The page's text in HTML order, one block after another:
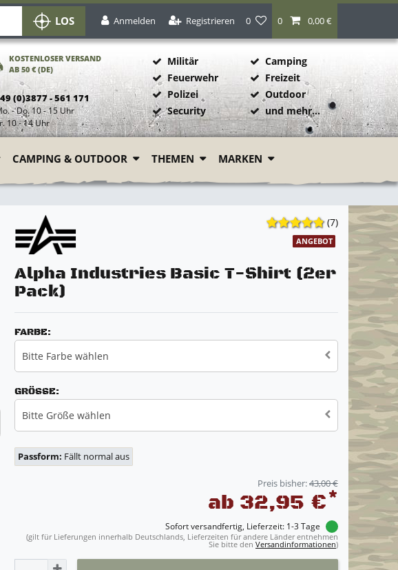
LOS Anmelden Registrieren 0 0 0,00 €
KOSTENLOSER VERSAND
AB 50 € (DE)
(0)3877 - 561 171
- Do. 10 - 15 Uhr
10 - 14 Uhr
Militär
Feuerwehr
Polizei
Security
Camping
Freizeit
Outdoor
und mehr...
CAMPING & OUTDOOR THEMEN MARKEN
(7)
ANGEBOT
Alpha Industries Basic T-Shirt (2er
Pack)
FARBE:
Bitte Farbe wählen
GRÖSSE:
Bitte Größe wählen
Passform: Fällt normal aus
Preis bisher:43,00 €
ab 32,95 €*
Sofort versandfertig, Lieferzeit: 1-3 Tage
(gilt für Lieferungen innerhalb Deutschlands, Lieferzeiten für andere Länder entnehmen
Sie bitte den Versandinformationen)